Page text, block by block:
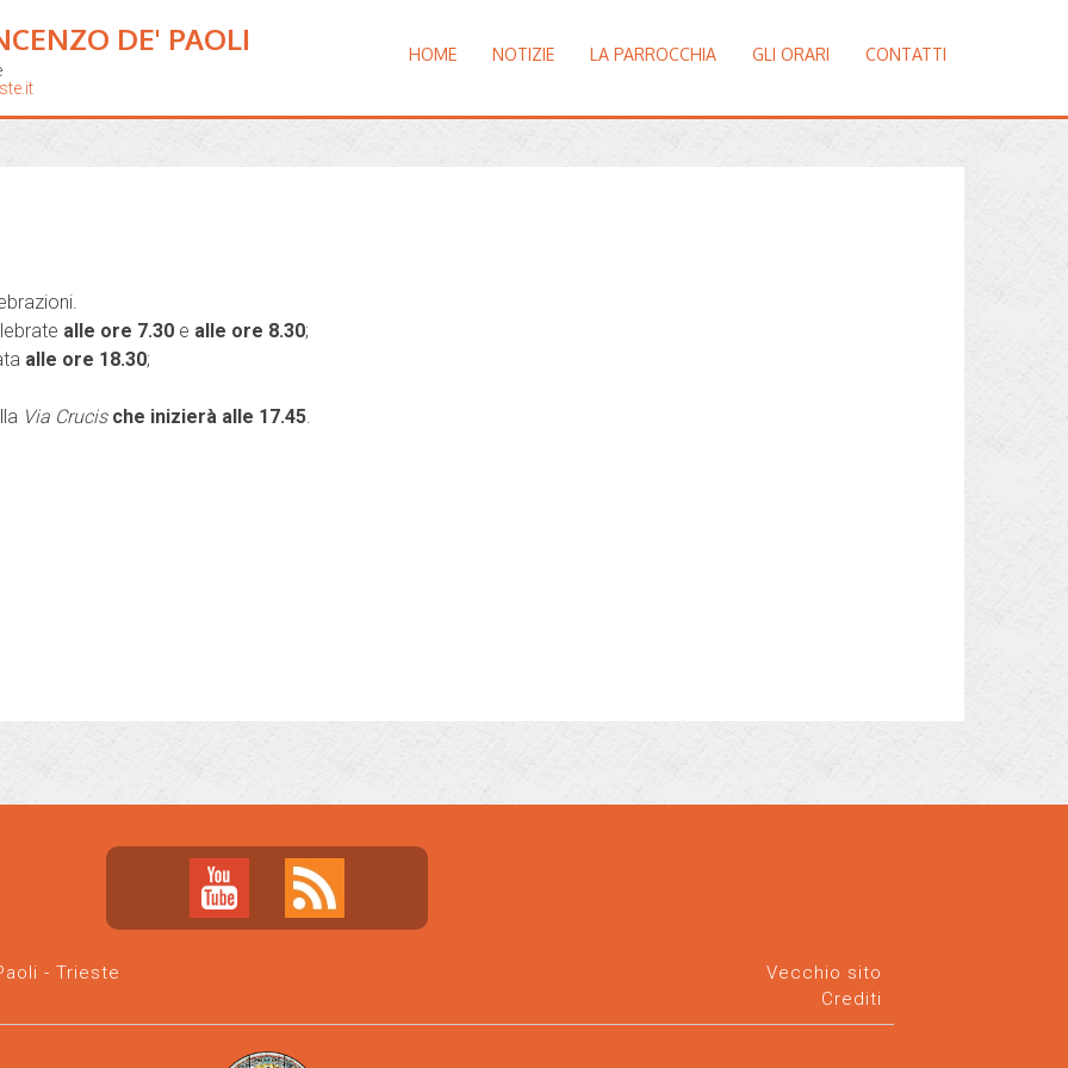
DE' PAOLI HOME NOTIZIE LA PARROCCHIA GLI ORARI CONTATTI
alle ore 7.30 e alle ore 8.30;
alle ore 18.30;
Via Crucis che inizierà alle 17.45.
- Trieste
Vecchio sito
Crediti